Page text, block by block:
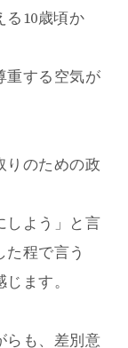
る10歳頃か
重する空気が
りのための政
しよう」と言
程で言う
ます。
らも、差別意